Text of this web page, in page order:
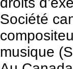
Société
musique (